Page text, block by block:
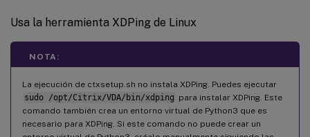
Usa la herramienta XDPing de Linux
NOTA:
La ejecución de ctxsetup.sh no instala XDPing. Puedes ejecutar
sudo /opt/Citrix/VDA/bin/xdping para instalar XDPing. Este
comando también crea un entorno virtual de Python3 que es
necesario para XDPing. Si este comando no puede crear un